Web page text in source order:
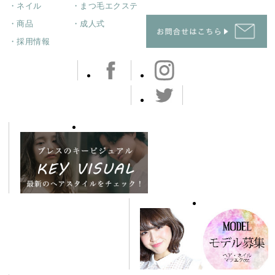
・ネイル ・まつ毛エクステ
・商品 ・成人式
・採用情報